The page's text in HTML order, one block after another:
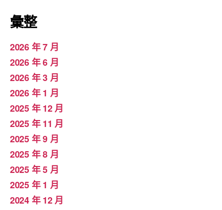
彙整
2026 年 7 月
2026 年 6 月
2026 年 3 月
2026 年 1 月
2025 年 12 月
2025 年 11 月
2025 年 9 月
2025 年 8 月
2025 年 5 月
2025 年 1 月
2024 年 12 月